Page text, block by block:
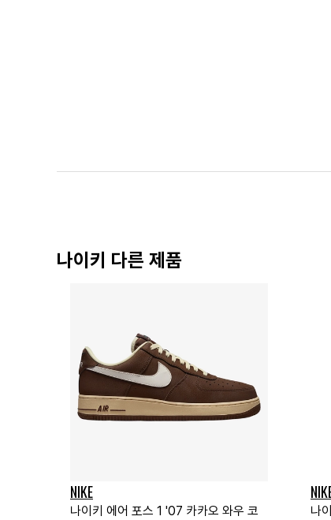
나이키 다른 제품
NIKE
나이키 에어 포스 1 '07 카카오 와우 코 나